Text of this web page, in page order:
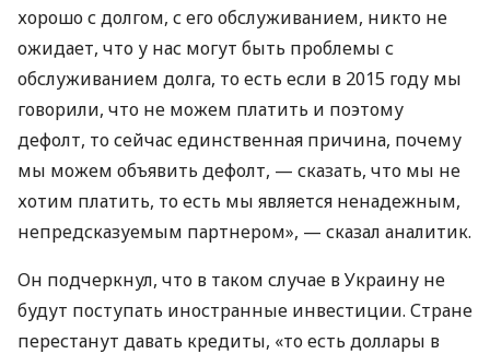
хорошо с долгом, с его обслуживанием, никто не
ожидает, что у нас могут быть проблемы с
обслуживанием долга, то есть если в 2015 году мы
говорили, что не можем платить и поэтому
дефолт, то сейчас единственная причина, почему
мы можем объявить дефолт, — сказать, что мы не
хотим платить, то есть мы является ненадежным,
непредсказуемым партнером», — сказал аналитик.
Он подчеркнул, что в таком случае в Украину не
будут поступать иностранные инвестиции. Стране
перестанут давать кредиты, «то есть доллары в